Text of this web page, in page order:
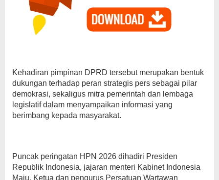
Kehadiran pimpinan DPRD tersebut merupakan bentuk
dukungan terhadap peran strategis pers sebagai pilar
demokrasi, sekaligus mitra pemerintah dan lembaga
legislatif dalam menyampaikan informasi yang
berimbang kepada masyarakat.
Puncak peringatan HPN 2026 dihadiri Presiden
Republik Indonesia, jajaran menteri Kabinet Indonesia
Maju, Ketua dan pengurus Persatuan Wartawan